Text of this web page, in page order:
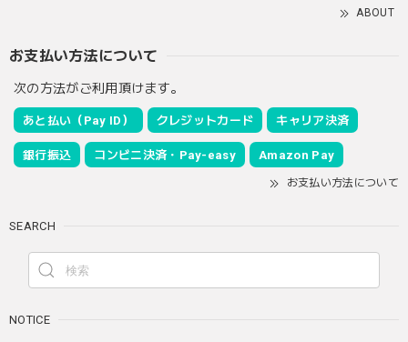
ABOUT
お支払い方法について
次の方法がご利用頂けます。
あと払い（Pay ID） クレジットカード キャリア決済
銀行振込 コンビニ決済・Pay-easy Amazon Pay
お支払い方法について
SEARCH
NOTICE